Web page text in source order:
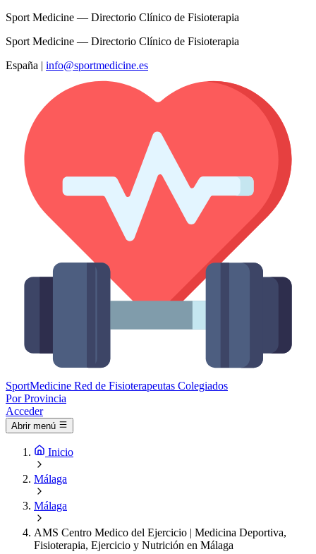
Sport Medicine — Directorio Clínico de Fisioterapia
Sport Medicine — Directorio Clínico de Fisioterapia
España | info@sportmedicine.es
SportMedicine Red de Fisioterapeutas Colegiados
Por Provincia
Acceder
Abrir menú
Inicio
Málaga
Málaga
AMS Centro Medico del Ejercicio | Medicina Deportiva,
Fisioterapia, Ejercicio y Nutrición en Málaga